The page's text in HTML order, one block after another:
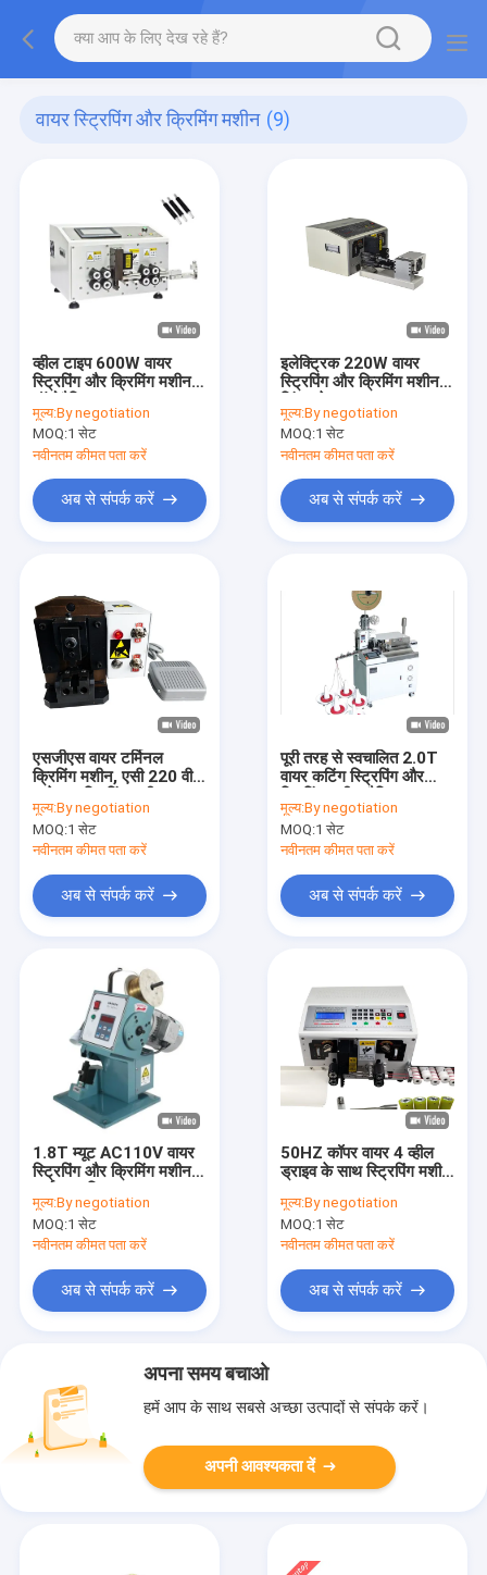
वायर स्ट्रिपिंग और क्रिमिंग मशीन (9)
व्हील टाइप 600W वायर
स्ट्रिपिंग और क्रिमिंग मशीन
मूल्य:By negotiation
MOQ:1 सेट
नवीनतम कीमत पता करें
अब से संपर्क करें
इलेक्ट्रिक 220W वायर
स्ट्रिपिंग और क्रिमिंग मशीन
मूल्य:By negotiation
MOQ:1 सेट
नवीनतम कीमत पता करें
अब से संपर्क करें
एसजीएस वायर टर्मिनल
क्रिमिंग मशीन, एसी 220 वी
मूल्य:By negotiation
MOQ:1 सेट
नवीनतम कीमत पता करें
अब से संपर्क करें
पूरी तरह से स्वचालित 2.0T
वायर कटिंग स्ट्रिपिंग और
मूल्य:By negotiation
MOQ:1 सेट
नवीनतम कीमत पता करें
अब से संपर्क करें
1.8T म्यूट AC110V वायर
स्ट्रिपिंग और क्रिमिंग मशीन
मूल्य:By negotiation
MOQ:1 सेट
नवीनतम कीमत पता करें
अब से संपर्क करें
50HZ कॉपर वायर 4 व्हील
ड्राइव के साथ स्ट्रिपिंग मशीन
मूल्य:By negotiation
MOQ:1 सेट
नवीनतम कीमत पता करें
अब से संपर्क करें
अपना समय बचाओ
हमें आप के साथ सबसे अच्छा उत्पादों से संपर्क करें।
अपनी आवश्यकता दें